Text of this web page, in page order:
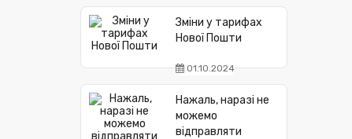
Зміни у тарифах
Нової Пошти
01.10.2024
Нажаль, наразі не
можемо
відправляти